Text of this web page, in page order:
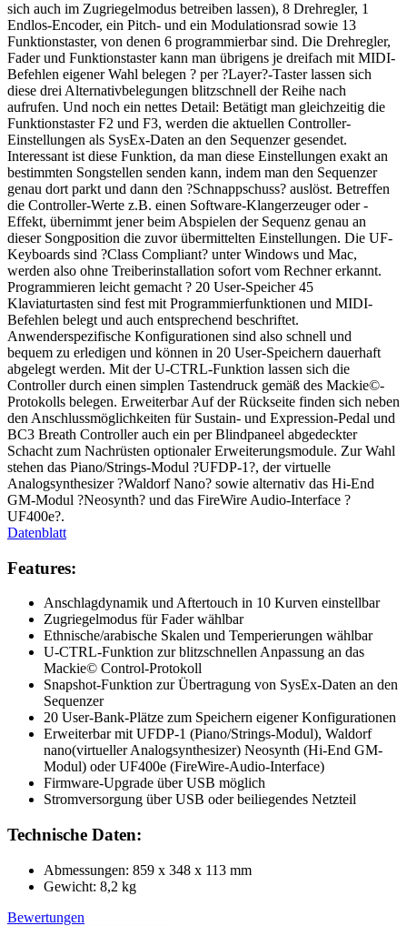
sich auch im Zugriegelmodus betreiben lassen), 8 Drehregler, 1
Endlos-Encoder, ein Pitch- und ein Modulationsrad sowie 13
Funktionstaster, von denen 6 programmierbar sind. Die Drehregler,
Fader und Funktionstaster kann man übrigens je dreifach mit MIDI-
Befehlen eigener Wahl belegen ? per ?Layer?-Taster lassen sich
diese drei Alternativbelegungen blitzschnell der Reihe nach
aufrufen. Und noch ein nettes Detail: Betätigt man gleichzeitig die
Funktionstaster F2 und F3, werden die aktuellen Controller-
Einstellungen als SysEx-Daten an den Sequenzer gesendet.
Interessant ist diese Funktion, da man diese Einstellungen exakt an
bestimmten Songstellen senden kann, indem man den Sequenzer
genau dort parkt und dann den ?Schnappschuss? auslöst. Betreffen
die Controller-Werte z.B. einen Software-Klangerzeuger oder -
Effekt, übernimmt jener beim Abspielen der Sequenz genau an
dieser Songposition die zuvor übermittelten Einstellungen. Die UF-
Keyboards sind ?Class Compliant? unter Windows und Mac,
werden also ohne Treiberinstallation sofort vom Rechner erkannt.
Programmieren leicht gemacht ? 20 User-Speicher 45
Klaviaturtasten sind fest mit Programmierfunktionen und MIDI-
Befehlen belegt und auch entsprechend beschriftet.
Anwenderspezifische Konfigurationen sind also schnell und
bequem zu erledigen und können in 20 User-Speichern dauerhaft
abgelegt werden. Mit der U-CTRL-Funktion lassen sich die
Controller durch einen simplen Tastendruck gemäß des Mackie©-
Protokolls belegen. Erweiterbar Auf der Rückseite finden sich neben
den Anschlussmöglichkeiten für Sustain- und Expression-Pedal und
BC3 Breath Controller auch ein per Blindpaneel abgedeckter
Schacht zum Nachrüsten optionaler Erweiterungsmodule. Zur Wahl
stehen das Piano/Strings-Modul ?UFDP-1?, der virtuelle
Analogsynthesizer ?Waldorf Nano? sowie alternativ das Hi-End
GM-Modul ?Neosynth? und das FireWire Audio-Interface ?
UF400e?.
Datenblatt
Features:
Anschlagdynamik und Aftertouch in 10 Kurven einstellbar
Zugriegelmodus für Fader wählbar
Ethnische/arabische Skalen und Temperierungen wählbar
U-CTRL-Funktion zur blitzschnellen Anpassung an das
Mackie© Control-Protokoll
Snapshot-Funktion zur Übertragung von SysEx-Daten an den
Sequenzer
20 User-Bank-Plätze zum Speichern eigener Konfigurationen
Erweiterbar mit UFDP-1 (Piano/Strings-Modul), Waldorf
nano(virtueller Analogsynthesizer) Neosynth (Hi-End GM-
Modul) oder UF400e (FireWire-Audio-Interface)
Firmware-Upgrade über USB möglich
Stromversorgung über USB oder beiliegendes Netzteil
Technische Daten:
Abmessungen: 859 x 348 x 113 mm
Gewicht: 8,2 kg
Bewertungen